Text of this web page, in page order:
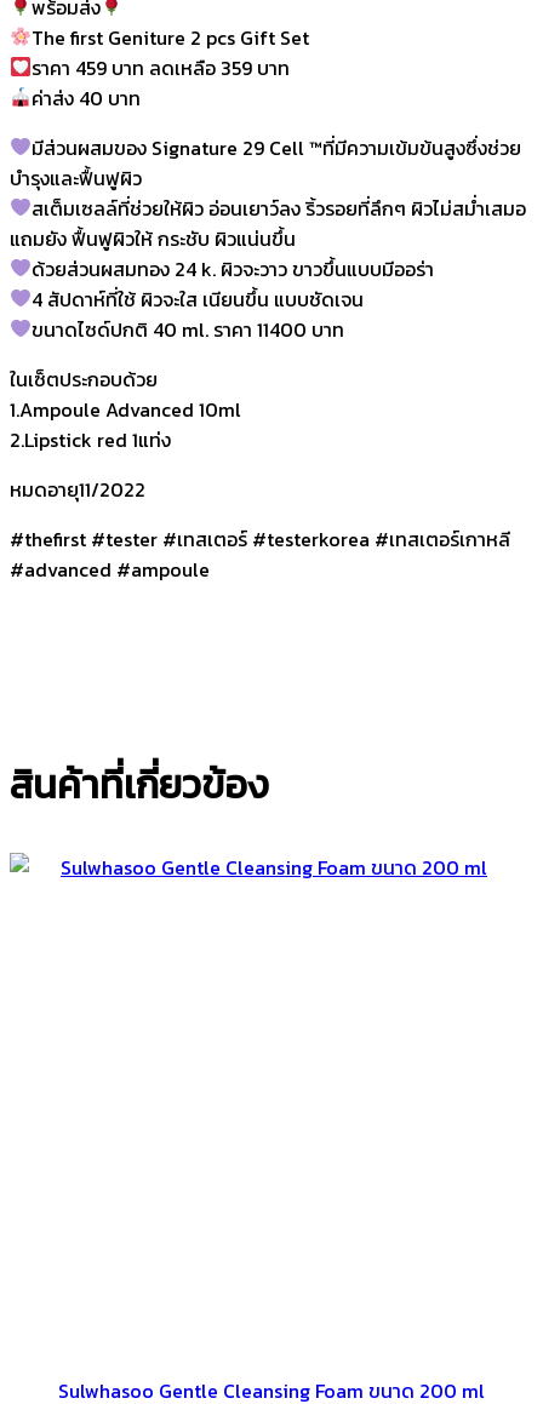
พร้อมส่ง
The first Geniture 2 pcs Gift Set
ราคา 459 บาท ลดเหลือ 359 บาท
ค่าส่ง 40 บาท
มีส่วนผสมของ Signature 29 Cell ™ที่มีความเข้มข้นสูงซึ่งช่วย
บำรุงและฟื้นฟูผิว
สเต็มเซลล์ที่ช่วยให้ผิว อ่อนเยาว์ลง ริ้วรอยที่ลึกๆ ผิวไม่สม่ำเสมอ
แถมยัง ฟื้นฟูผิวให้ กระชับ ผิวแน่นขึ้น
ด้วยส่วนผสมทอง 24 k. ผิวจะวาว ขาวขึ้นแบบมีออร่า
4 สัปดาห์ที่ใช้ ผิวจะใส เนียนขึ้น แบบชัดเจน
ขนาดไซด์ปกติ 40 ml. ราคา 11400 บาท
ในเซ็ตประกอบด้วย
1.Ampoule Advanced 10ml
2.Lipstick red 1แท่ง
หมดอายุ11/2022
#thefirst #tester #เทสเตอร์ #testerkorea #เทสเตอร์เกาหลี
#advanced #ampoule
สินค้าที่เกี่ยวข้อง
Sulwhasoo Gentle Cleansing Foam ขนาด 200 ml